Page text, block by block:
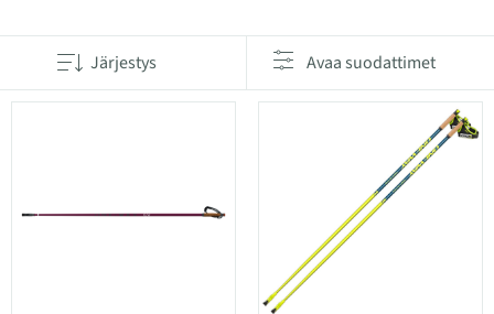
Järjestys Avaa suodattimet